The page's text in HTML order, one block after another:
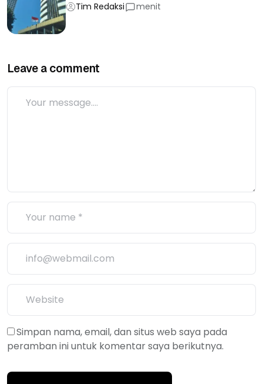
Tim Redaksi menit
Leave a comment
Simpan nama, email, dan situs web saya pada
peramban ini untuk komentar saya berikutnya.